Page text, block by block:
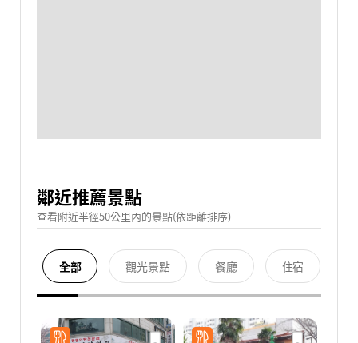
鄰近推薦景點
查看附近半徑50公里內的景點(依距離排序)
全部 觀光景點 餐廳 住宿